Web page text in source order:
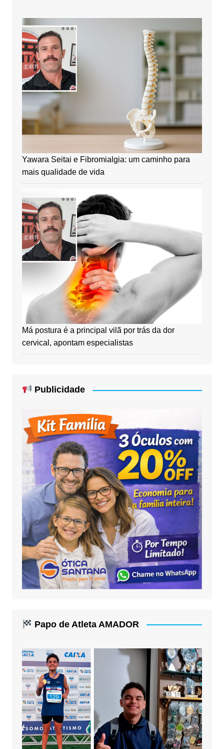
Yawara Seitai e Fibromialgia: um caminho para
mais qualidade de vida
Má postura é a principal vilã por trás da dor
cervical, apontam especialistas
Publicidade
Papo de Atleta AMADOR